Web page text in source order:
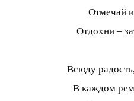
Отмечай
Отдохни –
Всюду
В каждом